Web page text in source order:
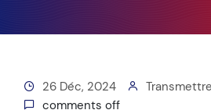
26 Déc, 2024
comments off